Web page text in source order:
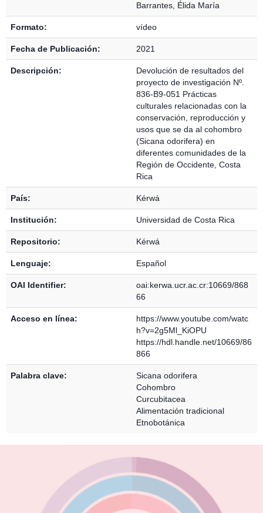
Barrantes, Élida María
Formato: vídeo
Fecha de Publicación: 2021
Descripción:
Devolución de resultados del
proyecto de investigación Nº.
836-B9-051 Prácticas
culturales relacionadas con la
conservación, reproducción y
usos que se da al cohombro
(Sicana odorifera) en
diferentes comunidades de la
Región de Occidente, Costa
Rica
País: Kérwá
Institución: Universidad de Costa Rica
Repositorio: Kérwá
Lenguaje: Español
OAI Identifier:
oai:kerwa.ucr.ac.cr:10669/868
66
Acceso en línea:
https://www.youtube.com/watc
h?v=2g5Ml_KiOPU
https://hdl.handle.net/10669/86
866
Palabra clave:
Sicana odorifera
Cohombro
Curcubitacea
Alimentación tradicional
Etnobotánica